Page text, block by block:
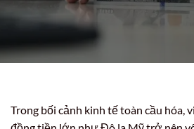
Trong bối cảnh kinh tế toàn cầu hóa,